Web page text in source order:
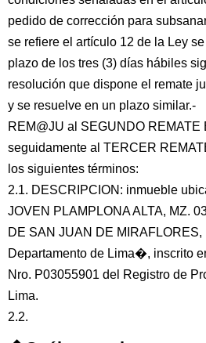
pedido de corrección para
se refiere el artículo 12 de la Ley
plazo de los tres (3) días hábiles
resolución que dispone el remate
y se resuelve en un plazo similar.-
REM@JU al SEGUNDO REMATE
seguidamente al TERCER
los siguientes términos:
2.1. DESCRIPCION: inmueble
JOVEN PLAMPLONA ALTA, MZ.
DE SAN JUAN DE MIRAFLORES,
Departamento de Lima�, inscrito
Nro. P03055901 del Registro de
Lima.
2.2.